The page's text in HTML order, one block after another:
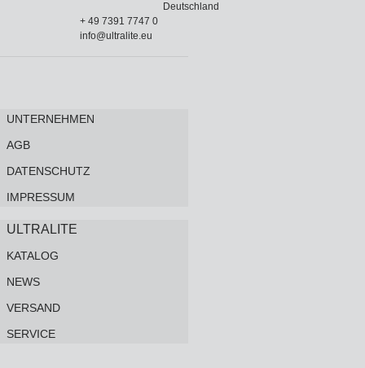
Deutschland
+ 49 7391 7747 0
info@ultralite.eu
UNTERNEHMEN
AGB
DATENSCHUTZ
IMPRESSUM
ULTRALITE
KATALOG
NEWS
VERSAND
SERVICE